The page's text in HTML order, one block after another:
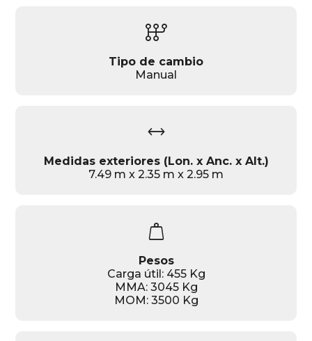
auto_transmission
Tipo de cambio
Manual
width
Medidas exteriores (Lon. x Anc. x Alt.)
7.49 m x 2.35 m x 2.95 m
weight
Pesos
Carga útil: 455 Kg
MMA: 3045 Kg
MOM: 3500 Kg